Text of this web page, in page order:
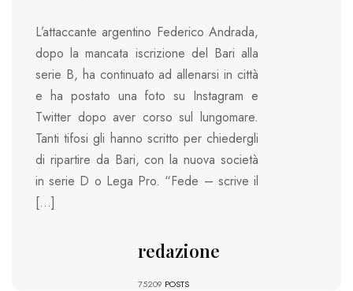
L’attaccante argentino Federico Andrada,
dopo la mancata iscrizione del Bari alla
serie B, ha continuato ad allenarsi in città
e ha postato una foto su Instagram e
Twitter dopo aver corso sul lungomare.
Tanti tifosi gli hanno scritto per chiedergli
di ripartire da Bari, con la nuova società
in serie D o Lega Pro. “Fede – scrive il
[…]
redazione
75209 POSTS